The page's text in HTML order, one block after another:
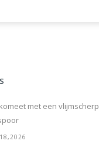
met een vlijmscherp